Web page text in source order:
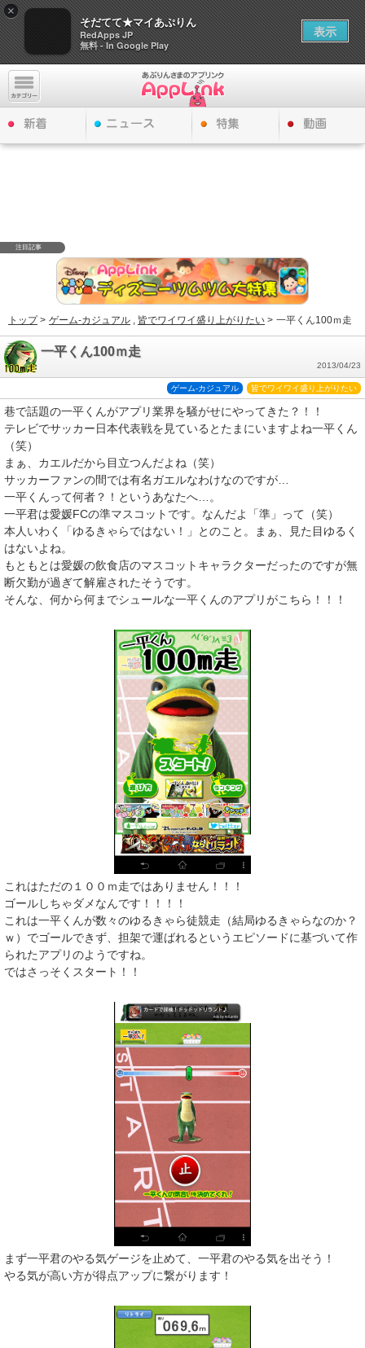
×
そだてて★マイあぷりん
RedApps JP
無料 - In Google Play
表示
注目記事
トップ> ゲーム-カジュアル , 皆でワイワイ盛り上がりたい > 一平くん100ｍ走
一平くん100ｍ走
2013/04/23
皆でワイワイ盛り上がりたい
ゲーム-カジュアル
巷で話題の一平くんがアプリ業界を騒がせにやってきた？！！
テレビでサッカー日本代表戦を見ているとたまにいますよね一平くん
（笑）
まぁ、カエルだから目立つんだよね（笑）
サッカーファンの間では有名ガエルなわけなのですが…
一平くんって何者？！というあなたへ…。
一平君は愛媛FCの準マスコットです。なんだよ「準」って（笑）
本人いわく「ゆるきゃらではない！」とのこと。まぁ、見た目ゆるく
はないよね。
もともとは愛媛の飲食店のマスコットキャラクターだったのですが無
断欠勤が過ぎて解雇されたそうです。
そんな、何から何までシュールな一平くんのアプリがこちら！！！
これはただの１００ｍ走ではありません！！！
ゴールしちゃダメなんです！！！！
これは一平くんが数々のゆるきゃら徒競走（結局ゆるきゃらなのか？
ｗ）でゴールできず、担架で運ばれるというエピソードに基づいて作
られたアプリのようですね。
ではさっそくスタート！！
まず一平君のやる気ゲージを止めて、一平君のやる気を出そう！
やる気が高い方が得点アップに繋がります！